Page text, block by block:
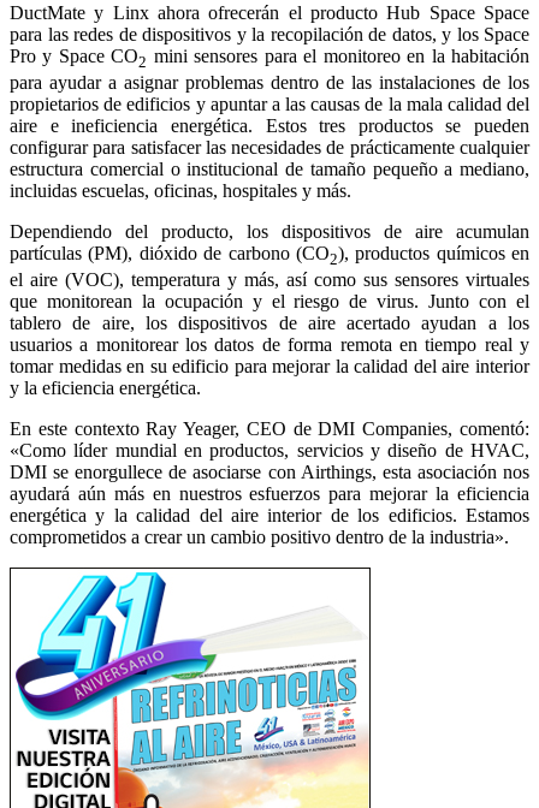
DuctMate y Linx ahora ofrecerán el producto Hub Space Space
para las redes de dispositivos y la recopilación de datos, y los Space
Pro y Space CO2 mini sensores para el monitoreo en la habitación
para ayudar a asignar problemas dentro de las instalaciones de los
propietarios de edificios y apuntar a las causas de la mala calidad del
aire e ineficiencia energética. Estos tres productos se pueden
configurar para satisfacer las necesidades de prácticamente cualquier
estructura comercial o institucional de tamaño pequeño a mediano,
incluidas escuelas, oficinas, hospitales y más.
Dependiendo del producto, los dispositivos de aire acumulan
partículas (PM), dióxido de carbono (CO2), productos químicos en
el aire (VOC), temperatura y más, así como sus sensores virtuales
que monitorean la ocupación y el riesgo de virus. Junto con el
tablero de aire, los dispositivos de aire acertado ayudan a los
usuarios a monitorear los datos de forma remota en tiempo real y
tomar medidas en su edificio para mejorar la calidad del aire interior
y la eficiencia energética.
En este contexto Ray Yeager, CEO de DMI Companies, comentó:
«Como líder mundial en productos, servicios y diseño de HVAC,
DMI se enorgullece de asociarse con Airthings, esta asociación nos
ayudará aún más en nuestros esfuerzos para mejorar la eficiencia
energética y la calidad del aire interior de los edificios. Estamos
comprometidos a crear un cambio positivo dentro de la industria».